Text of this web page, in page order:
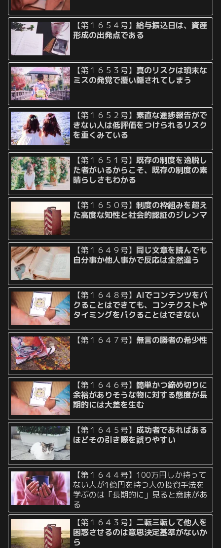
【第１６５４号】給与振込日は、資産
形成の出発点である
【第１６５３号】 真のリスクは瑣末な
ミスの発覚で覆い隠されてしまう
【第１６５２号】素直な進捗報告がで
きない人は低評価をつけられるリスク
を重くみている
【第１６５１号】既存の制度を逸脱し
た者がいるからこそ、既存の制度の素
晴らしさもわかる
【第１６５０号】制度の枠組みを超え
た高度な知性と社会的認証のジレンマ
【第１６４９号】 同じ文章を読んでも
自分事か他人事かで反応は全然違う
【第１６４８号】AIでコンテンツをパ
クることはできても、コンテクストや
タイミングをパクることはできない
【第１６４７号】 無言の勝者の希少性
【第１６４６号】簡単かつ締め切りに
余裕がありそうな物に対する態度が長
期的には大差を生む
【第１６４５号】成功者であればある
ほどその引き際を誤りやすい
【第１６４４号】100万円しか持って
ない人が1億円を持つ人の投資手法を
学ぶのは「長期的に」見ると意味があ
る
【第１６４３号】 二転三転して他人を
困惑させるのは意思決定基準がないか
ら